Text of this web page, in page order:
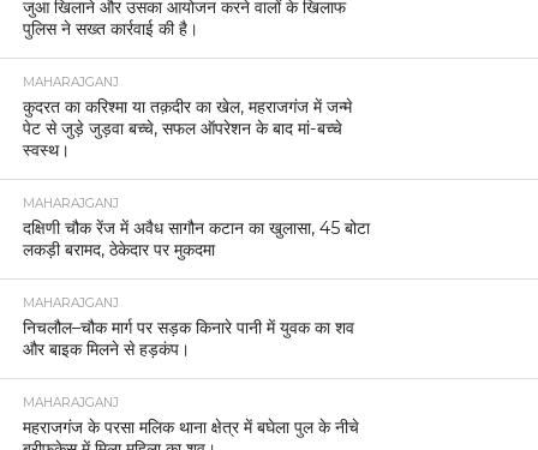
जुआ खिलाने और उसका आयोजन करने वालों के खिलाफ
पुलिस ने सख्त कार्रवाई की है।
MAHARAJGANJ
कुदरत का करिश्मा या तक़दीर का खेल, महराजगंज में जन्मे
पेट से जुड़े जुड़वा बच्चे, सफल ऑपरेशन के बाद मां-बच्चे
स्वस्थ।
MAHARAJGANJ
दक्षिणी चौक रेंज में अवैध सागौन कटान का खुलासा, 45 बोटा
लकड़ी बरामद, ठेकेदार पर मुकदमा
MAHARAJGANJ
निचलौल–चौक मार्ग पर सड़क किनारे पानी में युवक का शव
और बाइक मिलने से हड़कंप।
MAHARAJGANJ
महराजगंज के परसा मलिक थाना क्षेत्र में बघेला पुल के नीचे